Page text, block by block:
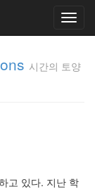
시간의 토양
고 있다. 지난 학